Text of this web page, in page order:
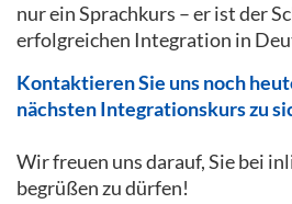
nur ein Sprachkurs – er ist der
erfolgreichen Integration in
Kontaktieren Sie uns noch
nächsten Integrationskurs zu
Wir freuen uns darauf, Sie bei
begrüßen zu dürfen!